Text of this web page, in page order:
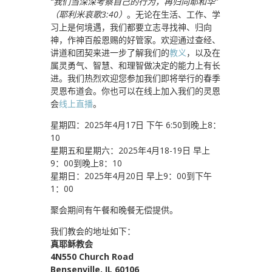
（耶利米哀歌3:40） 。无论在生活、工作、学
习上是何境遇，我们都要立志寻找神、归向
神，作神百般恩赐的好管家。欢迎通过查经、
讲道和团契来进一步了解我们的教义，以及在
属灵勇气、智慧、和理智做决定的能力上有长
进。我们热烈欢迎您参加我们即将举行的春季
灵恩布道会。你也可以在线上加入我们的灵恩
会线上直播。
星期四：2025年4月17日 下午 6:50到晚上8：
10
星期五和星期六：2025年4月18-19日 早上
9：00到晚上8：10
星期日：2025年4月20日 早上9：00到下午
1：00
聚会期间有午餐和晚餐无偿提供。
我们教会的地址如下：
真耶稣教会
4N550 Church Road
Bensenville, IL 60106